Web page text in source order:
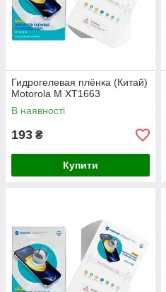
Гидрогелевая плёнка (Китай)
Motorola M XT1663
В наявності
193 ₴
Купити